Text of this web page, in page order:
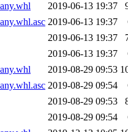
2019-06-13 19:37
2019-06-13 19:37
2019-06-13 19:37
2019-06-13 19:37
2019-08-29 09:53
2019-08-29 09:54
2019-08-29 09:53
2019-08-29 09:54